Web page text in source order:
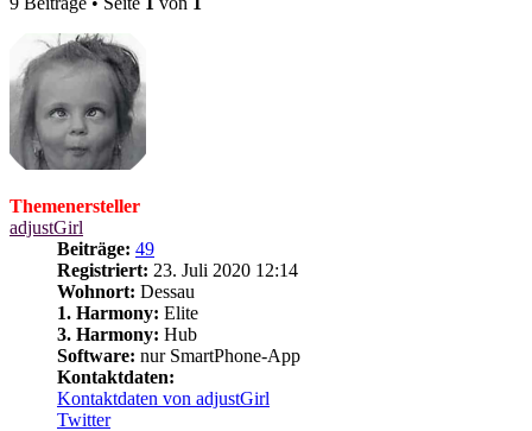
Themenersteller
adjustGirl
Beiträge: 49
Registriert: 23. Juli 2020 12:14
Wohnort: Dessau
1. Harmony: Elite
3. Harmony: Hub
Software: nur SmartPhone-App
Kontaktdaten:
Kontaktdaten von adjustGirl
Twitter